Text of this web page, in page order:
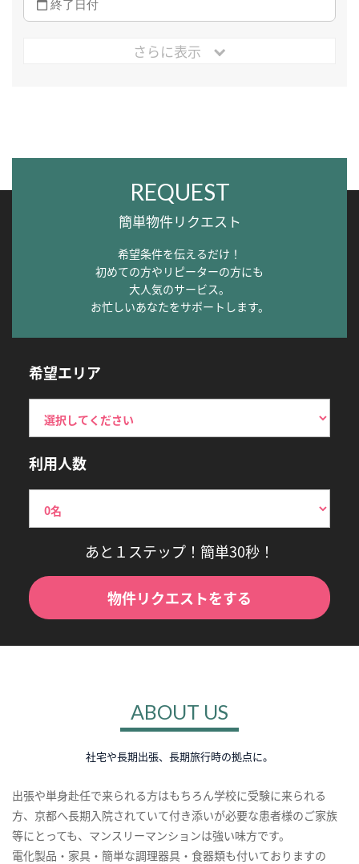
さらに表示
REQUEST
簡単物件リクエスト
希望条件を伝えるだけ！
初めての方やリピーターの方にも
大人気のサービス。
お忙しいあなたをサポートします。
希望エリア
利用人数
あと１ステップ！簡単30秒！
物件リクエストをする
ABOUT US
社宅や長期出張、長期旅行時の拠点に。
出張や単身赴任で来られる方はもちろん学校に受験に来られる
方、京都へ長期入院されていて付き添いが必要な患者様のご家族
等にとっても、マンスリーマンションは強い味方です。
電化製品・家具・簡単な調理器具・食器類も付いておりますの